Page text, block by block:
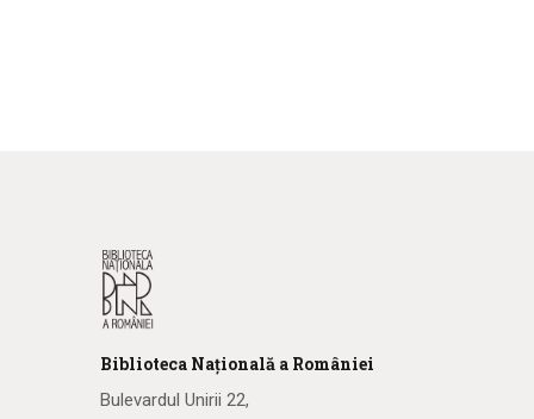
Biblioteca Națională a României
Bulevardul Unirii 22,